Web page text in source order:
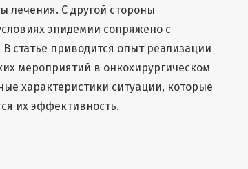
лечения. С другой стороны
эпидемии сопряжено с
статье приводится опыт реализации
мероприятий в онкохирургическом
характеристики ситуации, которые
их эффективность.